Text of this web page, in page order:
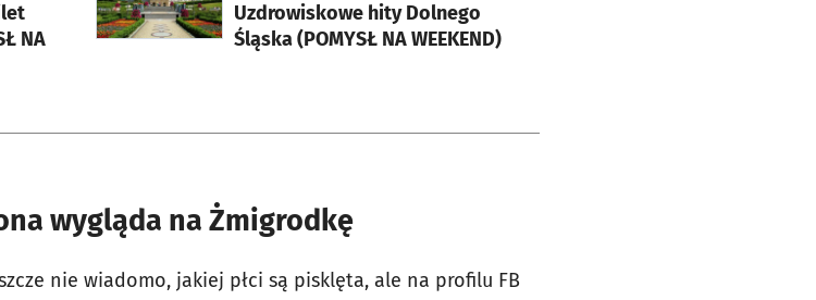
NA
Uzdrowiskowe hity Dolnego
Śląska (POMYSŁ NA WEEKEND)
wygląda na Żmigrodkę
nie wiadomo, jakiej płci są pisklęta, ale na profilu FB